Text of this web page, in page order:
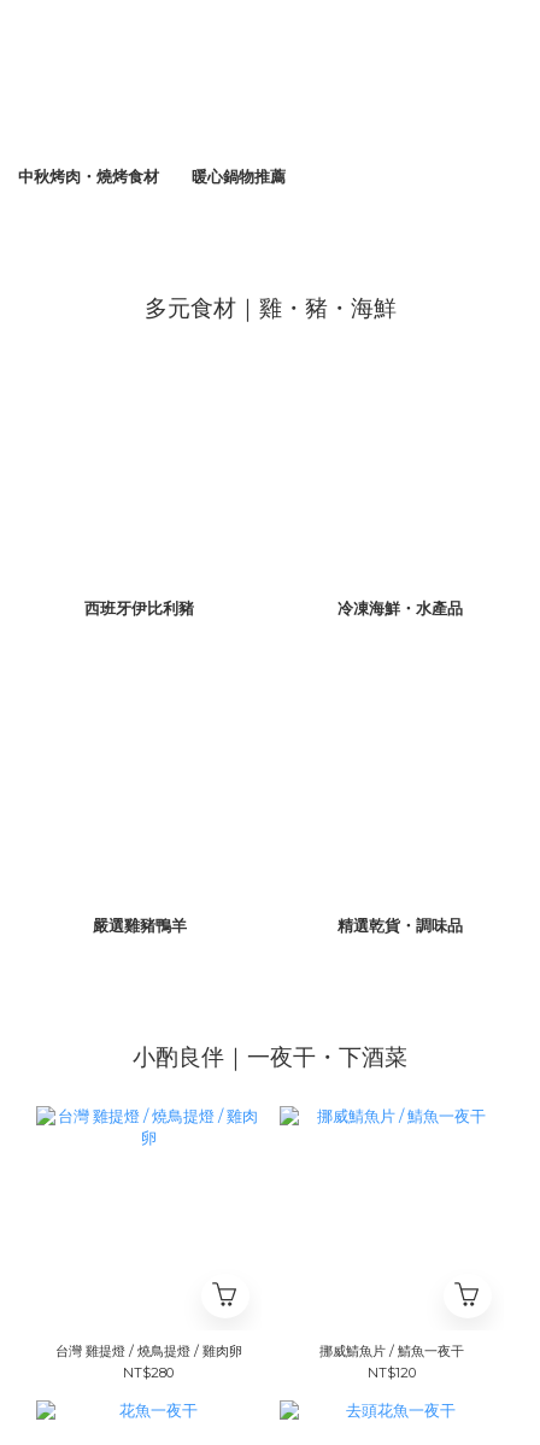
中秋烤肉・燒烤食材 暖心鍋物推薦
多元食材｜雞・豬・海鮮
西班牙伊比利豬 冷凍海鮮・水產品
嚴選雞豬鴨羊 精選乾貨・調味品
小酌良伴｜一夜干・下酒菜
台灣 雞提燈 / 燒鳥提燈 / 雞肉卵
NT$280
挪威鯖魚片 / 鯖魚一夜干
NT$120